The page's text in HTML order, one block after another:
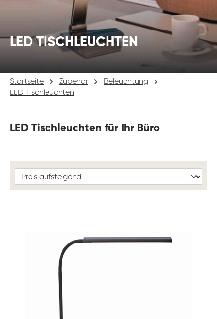
LED TISCHLEUCHTEN
Startseite Zubehör
Beleuchtung
LED Tischleuchten
LED Tischleuchten für Ihr Büro